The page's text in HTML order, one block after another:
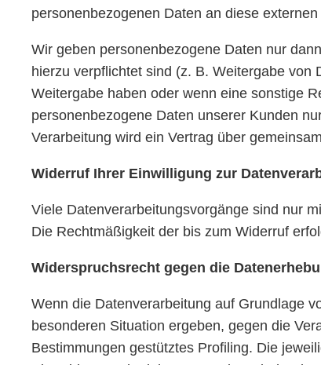
personenbezogenen Daten an diese
Wir geben personenbezogene Daten nur
hierzu verpflichtet sind (z. B. Weitergabe von
Weitergabe haben oder wenn eine sonstige
personenbezogene Daten unserer Kunden
Verarbeitung wird ein Vertrag über
Widerruf Ihrer Einwilligung zur
Viele Datenverarbeitungsvorgänge sind nur
Die Rechtmäßigkeit der bis zum Widerruf
Widerspruchsrecht gegen die
Wenn die Datenverarbeitung auf Grundlage
besonderen Situation ergeben, gegen die
Bestimmungen gestütztes Profiling. Die